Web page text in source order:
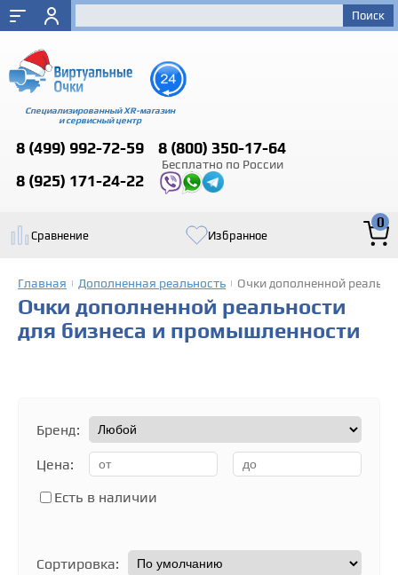
Специализированный XR-магазин
и сервисный центр
8 (499) 992-72-59 8 (800) 350-17-64
Бесплатно по России
8 (925) 171-24-22
Сравнение Избранное
0
Главная Дополненная реальность Очки дополненной
Очки дополненной реальности
для бизнеса и промышленности
Бренд:
Цена:
Есть в наличии
Сортировка: